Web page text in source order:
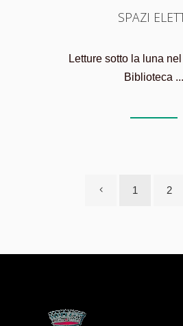
SPAZI
Letture sotto la luna
Biblioteca ...
1 2